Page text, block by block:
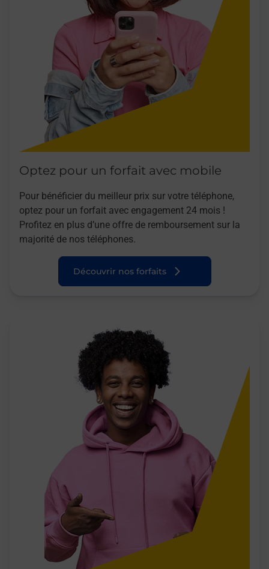
Optez pour un forfait avec mobile
Pour bénéficier du meilleur prix sur votre téléphone,
optez pour un forfait avec engagement 24 mois !
Profitez en plus d’une offre de remboursement sur la
majorité de nos téléphones.
Découvrir nos forfaits